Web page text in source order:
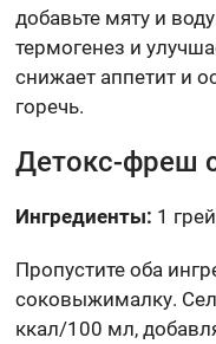
добавьте мяту и
термогенез и
снижает аппетит и
горечь.
Детокс-фреш
Ингредиенты: 1
Пропустите оба
соковыжималку.
ккал/100 мл,